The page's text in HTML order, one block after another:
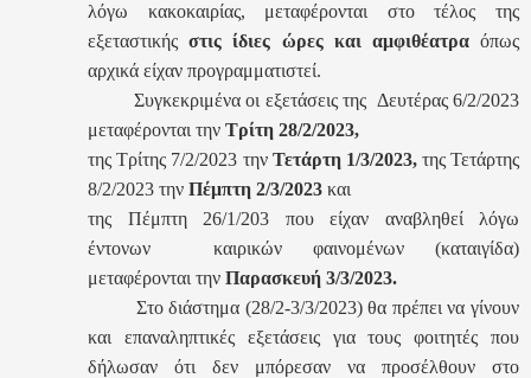
λόγω κακοκαιρίας, μεταφέρονται στο τέλος της
εξεταστικήςστις ίδιες ώρες και αμφιθέατραόπως
αρχικά είχαν προγραμματιστεί.
Συγκεκριμένα οι εξετάσεις της Δευτέρας 6/2/2023
μεταφέρονται τηνΤρίτη 28/2/2023,
της Τρίτης 7/2/2023 την Τετάρτη 1/3/2023, της Τετάρτης
8/2/2023 τηνΠέμπτη 2/3/2023και
της Πέμπτη 26/1/203 που είχαν αναβληθεί λόγω
έντονων καιρικών φαινομένων (καταιγίδα)
μεταφέρονται τηνΠαρασκευή 3/3/2023.
Στο διάστημα (28/2-3/3/2023) θα πρέπει να γίνουν
και επαναληπτικές εξετάσεις για τους φοιτητές που
δήλωσαν ότι δεν μπόρεσαν να προσέλθουν στο